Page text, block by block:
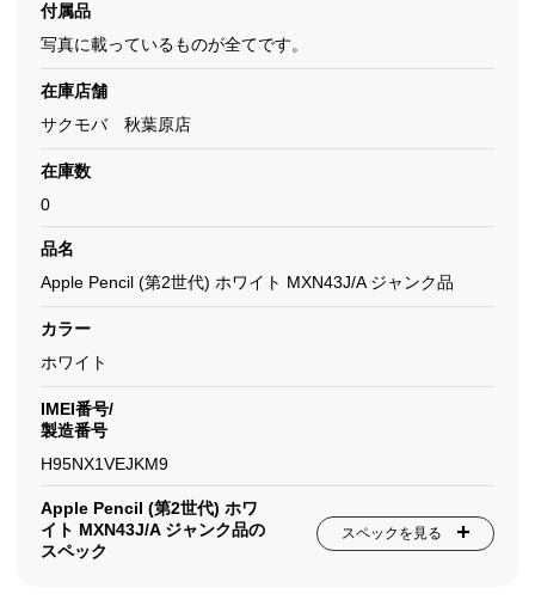
付属品
写真に載っているものが全てです。
在庫店舗
サクモバ 秋葉原店
在庫数
0
品名
Apple Pencil (第2世代) ホワイト MXN43J/A ジャンク品
カラー
ホワイト
IMEI番号/
製造番号
H95NX1VEJKM9
Apple Pencil (第2世代) ホワ
イト MXN43J/A ジャンク品の
スペック
スペックを見る